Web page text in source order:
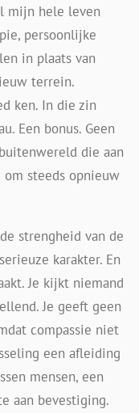
mijn hele leven
persoonlijke
in plaats van
terrein.
ken. In die zin
Een bonus. Geen
die aan
steeds opnieuw
strengheid van de
karakter. En
Je kijkt niemand
Je geeft geen
compassie niet
een afleiding
mensen, een
aan bevestiging.